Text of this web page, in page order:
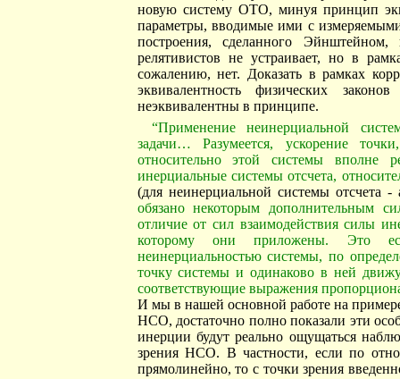
новую систему ОТО, минуя принцип
параметры, вводимые ими с
построения, сделанного
релятивистов не устраивает, но в
сожалению, нет. Доказать в рамках
эквивалентность физических
неэквивалентны в принципе.
“Применение неинерциальной
задачи… Разумеется, ускорение
относительно этой системы вполне
инерциальные системы отсчета,
(для неинерциальной системы отсчета -
обязано некоторым дополнительным
отличие от сил взаимодействия силы
которому они приложены. Это
неинерциальностью системы, по
точку системы и одинаково в ней
соответствующие выражения
И мы в нашей основной работе на
НСО, достаточно полно показали эти
инерции будут реально ощущаться
зрения НСО. В частности, если по
прямолинейно, то с точки зрения